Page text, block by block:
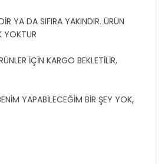
YA DA SIFIRA YAKINDIR. ÜRÜN
YOKTUR
İÇİN KARGO BEKLETİLİR,
YAPABİLECEĞİM BİR ŞEY YOK,